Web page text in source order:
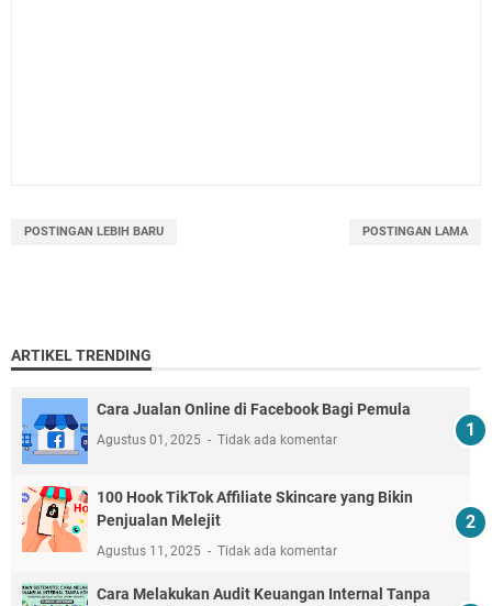
POSTINGAN LEBIH BARU POSTINGAN LAMA
ARTIKEL TRENDING
Cara Jualan Online di Facebook Bagi Pemula
Agustus 01, 2025 Tidak ada komentar
100 Hook TikTok Affiliate Skincare yang Bikin
Penjualan Melejit
Agustus 11, 2025 Tidak ada komentar
Cara Melakukan Audit Keuangan Internal Tanpa